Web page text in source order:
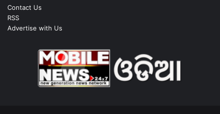
Contact Us
RSS
Advertise with Us